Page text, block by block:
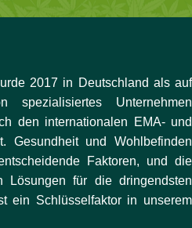
2017 in Deutschland als auf
spezialisiertes Unternehmen
den internationalen EMA- und
Gesundheit und Wohlbefinden
Faktoren, und die
Lösungen für die dringendsten
ein Schlüsselfaktor in unserem